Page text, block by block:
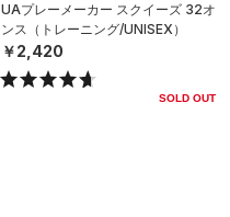
UAプレーメーカー スクイーズ 32オ
ンス（トレーニング/UNISEX）
￥2,420
SOLD OUT